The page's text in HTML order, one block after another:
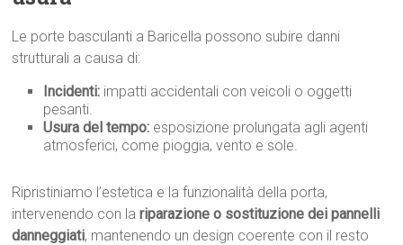
Le porte basculanti a Baricella possono subire danni
strutturali a causa di:
Incidenti: impatti accidentali con veicoli o oggetti
pesanti.
Usura del tempo: esposizione prolungata agli agenti
atmosferici, come pioggia, vento e sole.
Ripristiniamo l’estetica e la funzionalità della porta,
intervenendo con lariparazione o sostituzione dei pannelli
danneggiati, mantenendo un design coerente con il resto